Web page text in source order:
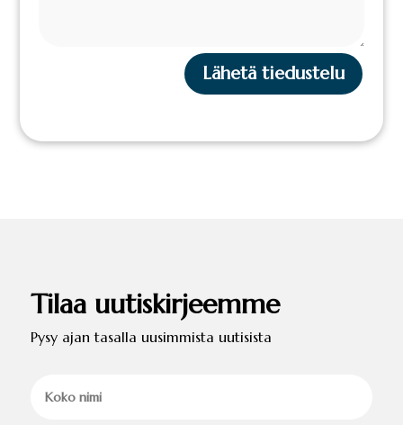
Lähetä tiedustelu
Tilaa uutiskirjeemme
Pysy ajan tasalla uusimmista uutisista